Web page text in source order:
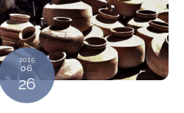
2015
06
26